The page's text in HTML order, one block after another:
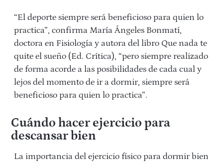
“El deporte siempre será beneficioso para quien lo
practica”, confirma María Ángeles Bonmatí,
doctora en Fisiología y autora del libro Que nada te
quite el sueño (Ed. Crítica), “pero siempre realizado
de forma acorde a las posibilidades de cada cual y
lejos del momento de ir a dormir, siempre será
beneficioso para quien lo practica”.
Cuándo hacer ejercicio para
descansar bien
La importancia del ejercicio físico para dormir bien